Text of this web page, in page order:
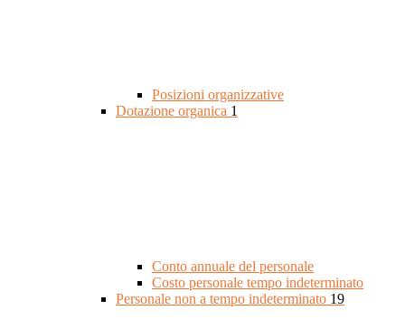
Posizioni organizzative
Dotazione organica 1
Conto annuale del personale
Costo personale tempo indeterminato
Personale non a tempo indeterminato 19